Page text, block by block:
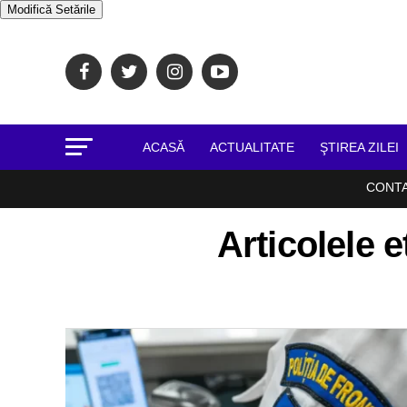
Modifică Setările
ACASĂ ACTUALITATE ŞTIREA ZILEI
Articolele